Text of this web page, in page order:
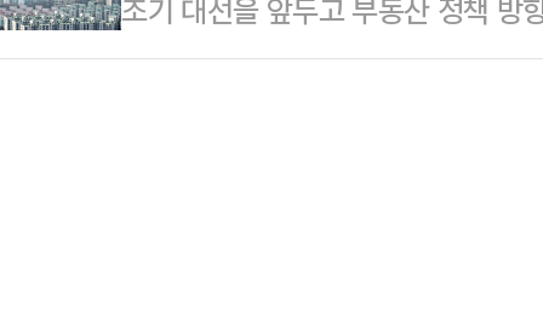
한 결과 열차 두 번째 칸 바닥에서
의견도 있…
되자 A씨는 병원을 찾았고, 의료진
수십 마리의 살아있는 벌레가 발견
조기 대선을 앞두고 부동산 정책 방
세금 부담이 커질 가능성이 점쳐진